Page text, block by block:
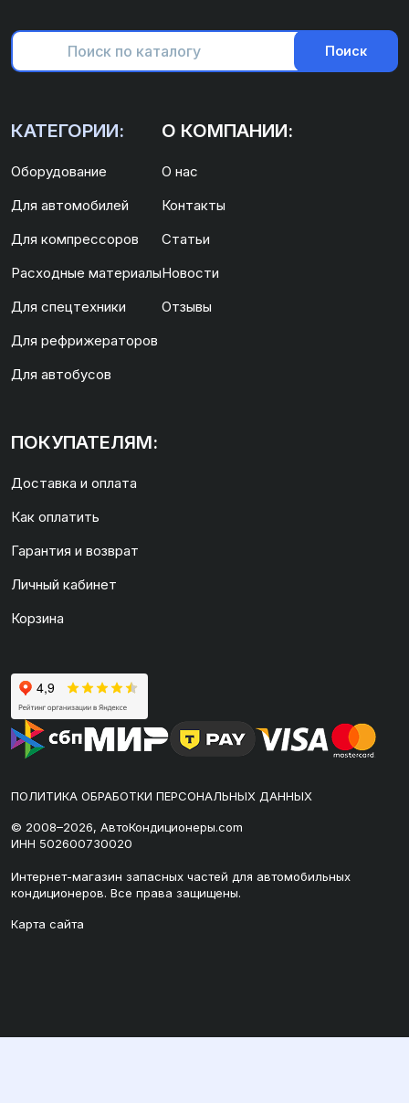
Поиск
КАТЕГОРИИ:
Оборудование
Для автомобилей
Для компрессоров
Расходные материалы
Для спецтехники
Для рефрижераторов
Для автобусов
О КОМПАНИИ:
О нас
Контакты
Статьи
Новости
Отзывы
ПОКУПАТЕЛЯМ:
Доставка и оплата
Как оплатить
Гарантия и возврат
Личный кабинет
Корзина
ПОЛИТИКА ОБРАБОТКИ ПЕРСОНАЛЬНЫХ ДАННЫХ
© 2008–2026, АвтоКондиционеры.com
ИНН 502600730020
Интернет-магазин запасных частей для автомобильных
кондиционеров. Все права защищены.
Карта сайта